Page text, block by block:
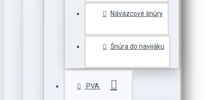
Náväzcové šnúry
Šnúra do navijáku
PVA